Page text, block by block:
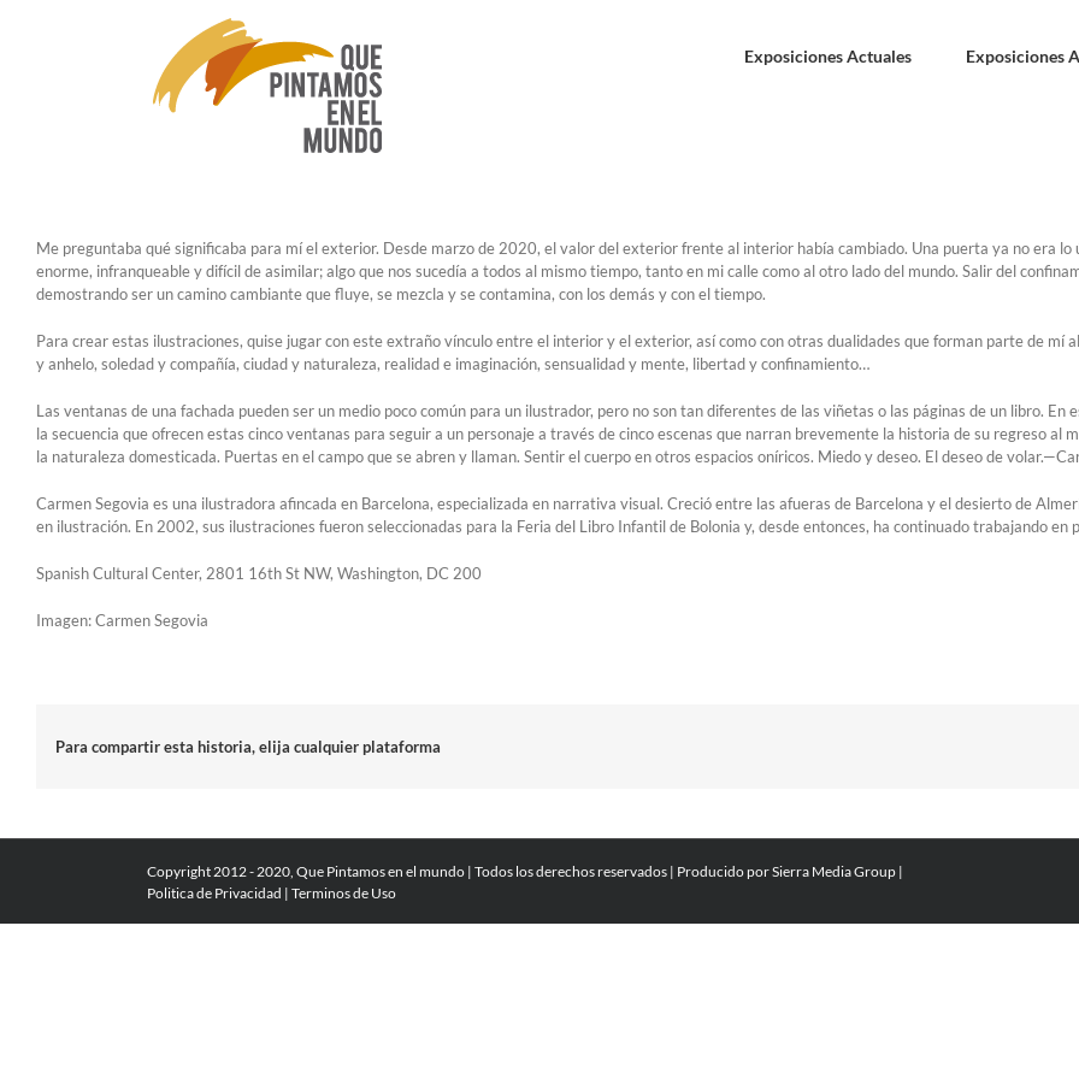
Exposiciones Actuales Exposiciones
Me preguntaba qué significaba para mí el exterior. Desde marzo de 2020, el valor del exterior frente al interior había cambiado. Una puerta ya no era lo
enorme, infranqueable y difícil de asimilar; algo que nos sucedía a todos al mismo tiempo, tanto en mi calle como al otro lado del mundo. Salir del
demostrando ser un camino cambiante que fluye, se mezcla y se contamina, con los demás y con el tiempo.
Para crear estas ilustraciones, quise jugar con este extraño vínculo entre el interior y el exterior, así como con otras dualidades que forman parte de mí
y anhelo, soledad y compañía, ciudad y naturaleza, realidad e imaginación, sensualidad y mente, libertad y confinamiento…
Las ventanas de una fachada pueden ser un medio poco común para un ilustrador, pero no son tan diferentes de las viñetas o las páginas de un libro.
la secuencia que ofrecen estas cinco ventanas para seguir a un personaje a través de cinco escenas que narran brevemente la historia de su regreso al
la naturaleza domesticada. Puertas en el campo que se abren y llaman. Sentir el cuerpo en otros espacios oníricos. Miedo y deseo. El deseo de
Carmen Segovia es una ilustradora afincada en Barcelona, ​​especializada en narrativa visual. Creció entre las afueras de Barcelona y el desierto de
en ilustración. En 2002, sus ilustraciones fueron seleccionadas para la Feria del Libro Infantil de Bolonia y, desde entonces, ha continuado trabajando
Spanish Cultural Center, 2801 16th St NW, Washington, DC 200
Imagen: Carmen Segovia
Para compartir esta historia, elija cualquier plataforma
Copyright 2012 - 2020, Que Pintamos en el mundo | Todos los derechos reservados | Producido porSierra Media Group |
Politica de Privacidad | Terminos de Uso